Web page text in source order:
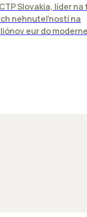
Slovakia, líder na
nehnuteľností na
eur do